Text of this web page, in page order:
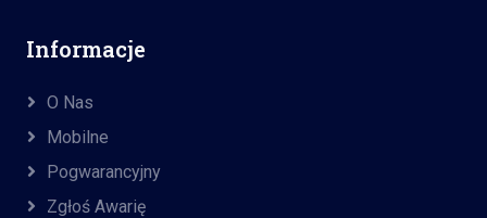
Informacje
O Nas
Mobilne
Pogwarancyjny
Zgłoś Awarię